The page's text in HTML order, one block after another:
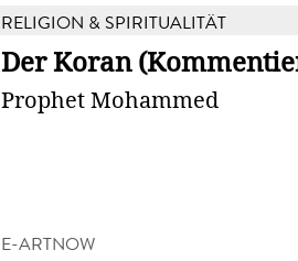
RELIGION & SPIRITUALITÄT
Der Koran
Prophet Mohammed
E-ARTNOW